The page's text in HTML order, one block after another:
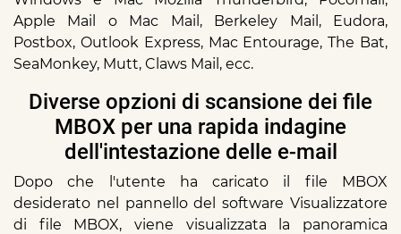
Apple Mail o Mac Mail, Berkeley Mail, Eudora,
Postbox, Outlook Express, Mac Entourage, The Bat,
SeaMonkey, Mutt, Claws Mail, ecc.
Diverse opzioni di scansione dei file
MBOX per una rapida indagine
dell'intestazione delle e-mail
Dopo che l'utente ha caricato il file MBOX
desiderato nel pannello del software Visualizzatore
di file MBOX, viene visualizzata la panoramica